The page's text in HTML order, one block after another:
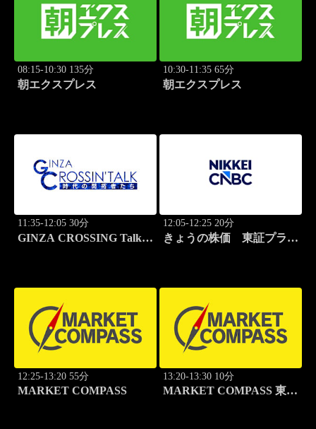
08:15-10:30 135分
朝エクスプレス
10:30-11:35 65分
朝エクスプレス
11:35-12:05 30分
GINZA CROSSING Talk
12:05-12:25 20分
きょうの株価 東証プライ
12:25-13:20 55分
MARKET COMPASS
13:20-13:30 10分
MARKET COMPASS 東証